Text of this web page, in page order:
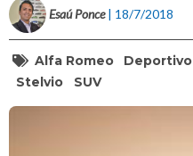
Esaú Ponce | 18/7/2018
Alfa Romeo Deportivo
Stelvio
SUV